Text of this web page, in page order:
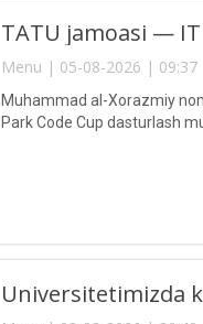
TATU jamoasi — IT
Menu | 05-08-2026 | 09:37
Muhammad al-Xorazmiy
Park Code Cup dasturlash
Universitetimizda